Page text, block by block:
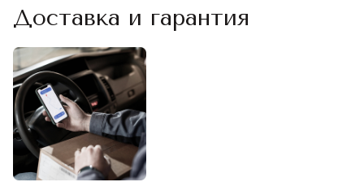
Доставка и гарантия